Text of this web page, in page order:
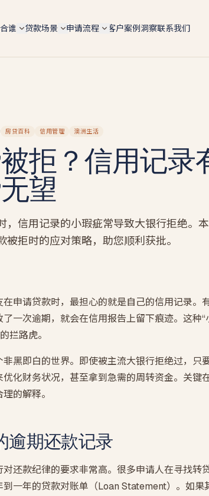
谁
自雇人士（总览）
Tradie 蓝领师傅
餐饮老板
餐厅 / 咖啡馆 / 酒吧 — 现金入账打包专项
墨尔本贷款经纪人
墨尔本自雇人士
Carlton 餐饮 / Box Hill IT / CBD 设计师 — 本地 suburb
贷款场景
6 大场景总览
投资房 Investment
建房 Construction
商业 Commercial
套现 Cash-out
申请流程
5 步申请流程
Alt-doc 灵活文件
BAS + 流水 + 会计师信组合替代 2 年税单
BAS-only 季报路径
扩张
建筑贷款
期房贷款
买楼花 · 交割估值缺口提前压测
客户案例洞察联系我们
房贷百科 信用管理 澳洲生活
拒？信用记录
望
，信用记录的小瑕疵常导致大银行拒绝。
拒时的应对策略，助您顺利获批。
申请贷款时，最担心的就是自己的信用记录。
一次逾期，就会在信用报告上留下痕迹。这种
拦路虎。
黑即白的世界。即使被主流大银行拒绝过，只
化财务状况，甚至拿到急需的周转资金。关键
的解释。
逾期还款记录
还款纪律的要求非常高。很多申请人在寻找转
一年的贷款对账单（Loan Statement）。如果